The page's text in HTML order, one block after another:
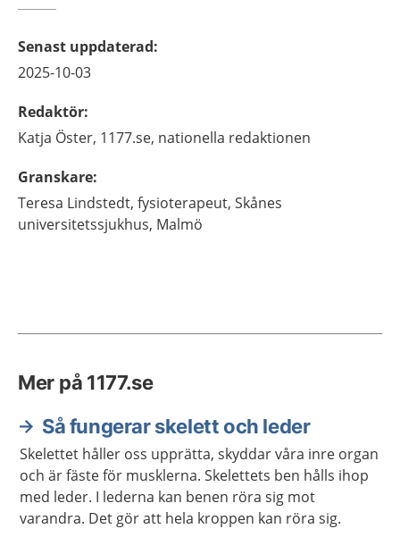
Senast uppdaterad:
2025-10-03
Redaktör:
Katja Öster, 1177.se, nationella redaktionen
Granskare:
Teresa Lindstedt, fysioterapeut, Skånes
universitetssjukhus, Malmö
Mer på 1177.se
Så fungerar skelett och leder
Skelettet håller oss upprätta, skyddar våra inre organ
och är fäste för musklerna. Skelettets ben hålls ihop
med leder. I lederna kan benen röra sig mot
varandra. Det gör att hela kroppen kan röra sig.